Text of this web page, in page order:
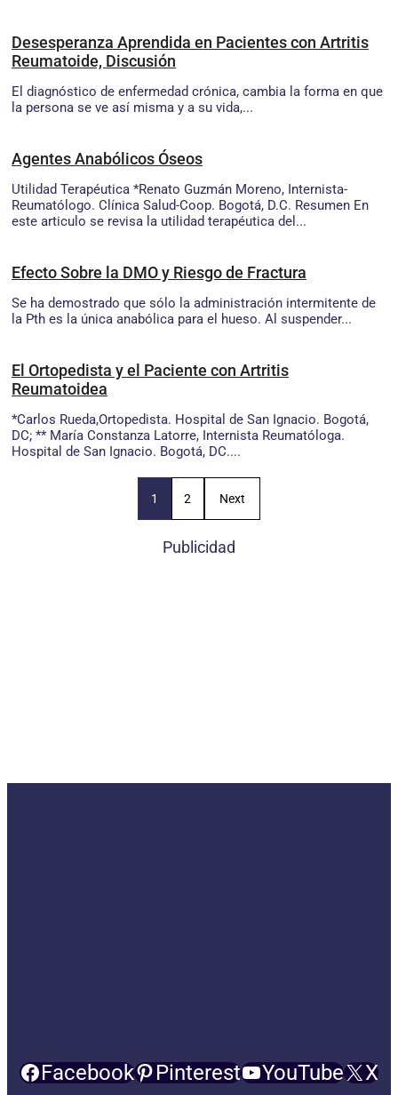
Desesperanza Aprendida en Pacientes con Artritis
Reumatoide, Discusión
El diagnóstico de enfermedad crónica, cambia la forma en que
la persona se ve así misma y a su vida,...
Agentes Anabólicos Óseos
Utilidad Terapéutica *Renato Guzmán Moreno, Internista-
Reumatólogo. Clínica Salud-Coop. Bogotá, D.C. Resumen En
este articulo se revisa la utilidad terapéutica del...
Efecto Sobre la DMO y Riesgo de Fractura
Se ha demostrado que sólo la administración intermitente de
la Pth es la única anabólica para el hueso. Al suspender...
El Ortopedista y el Paciente con Artritis
Reumatoidea
*Carlos Rueda,Ortopedista. Hospital de San Ignacio. Bogotá,
DC; ** María Constanza Latorre, Internista Reumatóloga.
Hospital de San Ignacio. Bogotá, DC....
1 2 Next
Publicidad
Facebook Pinterest YouTube X